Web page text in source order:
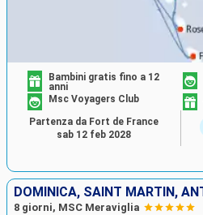
Bambini gratis fino a 12
anni
Msc Voyagers Club
Partenza da Fort de France
sab 12 feb 2028
8 giorni, MSC Meraviglia